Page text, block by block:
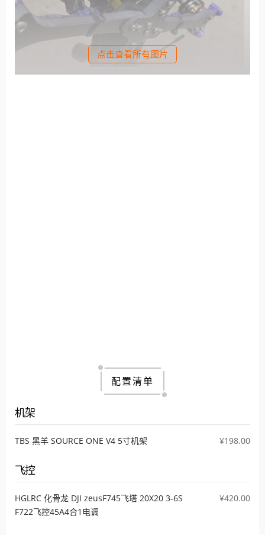
点击查看所有图片
配置清单
机架
TBS 黑羊 SOURCE ONE V4 5寸机架 ¥198.00
飞控
HGLRC 化骨龙 DJI zeusF745飞塔 20X20 3-6S
F722飞控45A4合1电调
¥420.00